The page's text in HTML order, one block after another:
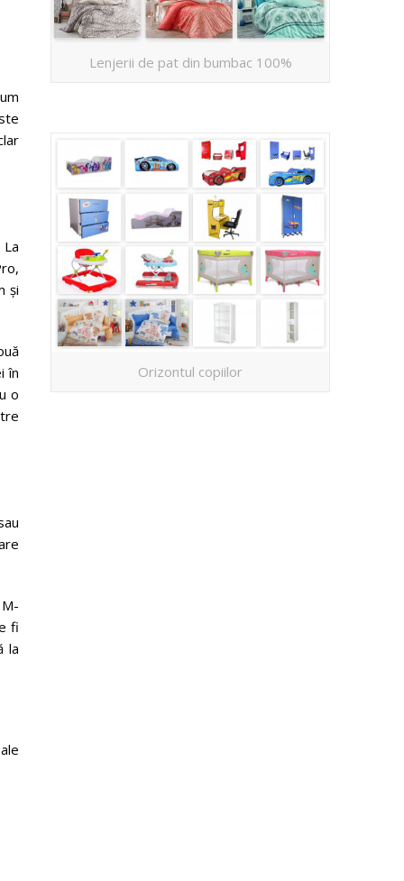
și
în
o
fi
la
Lenjerii de pat din bumbac 100%
Orizontul copiilor